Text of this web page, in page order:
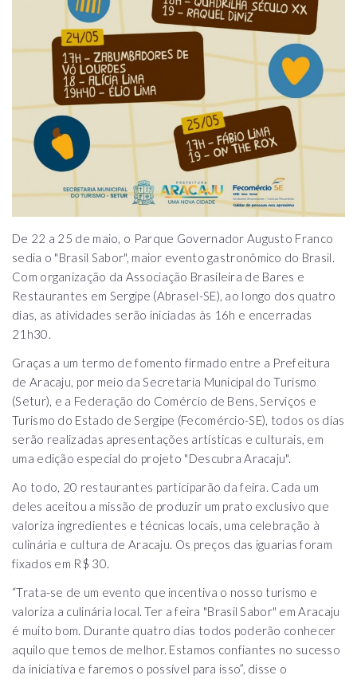
De 22 a 25 de maio, o Parque Governador Augusto Franco
sedia o "Brasil Sabor", maior evento gastronômico do Brasil.
Com organização da Associação Brasileira de Bares e
Restaurantes em Sergipe (Abrasel-SE), ao longo dos quatro
dias, as atividades serão iniciadas às 16h e encerradas
21h30.
Graças a um termo de fomento firmado entre a Prefeitura
de Aracaju, por meio da Secretaria Municipal do Turismo
(Setur), e a Federação do Comércio de Bens, Serviços e
Turismo do Estado de Sergipe (Fecomércio-SE), todos os dias
serão realizadas apresentações artísticas e culturais, em
uma edição especial do projeto "Descubra Aracaju".
Ao todo, 20 restaurantes participarão da feira. Cada um
deles aceitou a missão de produzir um prato exclusivo que
valoriza ingredientes e técnicas locais, uma celebração à
culinária e cultura de Aracaju. Os preços das iguarias foram
fixados em R$ 30.
“Trata-se de um evento que incentiva o nosso turismo e
valoriza a culinária local. Ter a feira "Brasil Sabor" em Aracaju
é muito bom. Durante quatro dias todos poderão conhecer
aquilo que temos de melhor. Estamos confiantes no sucesso
da iniciativa e faremos o possível para isso”, disse o